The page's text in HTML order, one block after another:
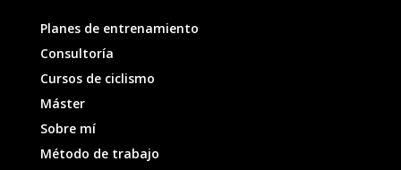
Planes de entrenamiento
Consultoría
Cursos de ciclismo
Máster
Sobre mí
Método de trabajo